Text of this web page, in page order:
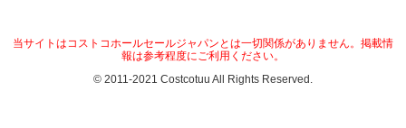
当サイトはコストコホールセールジャパンとは一切関係がありません。掲載情
報は参考程度にご利用ください。
© 2011-2021 Costcotuu All Rights Reserved.